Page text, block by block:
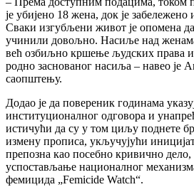
је убијено 18 жена, док је
Сваки изгубљени живот је опомена
учинили довољно. Насиље над
већ озбиљно кршење људских права и
родно заснованог насиља – навео је
саопштењу.
Додао је да повереник годинама
институционалног одговора и
истичући да су у том циљу поднете
измену прописа, укључујући
препозна као посебно кривично дело,
успостављање националног
фемицида „Femicide Watch“.